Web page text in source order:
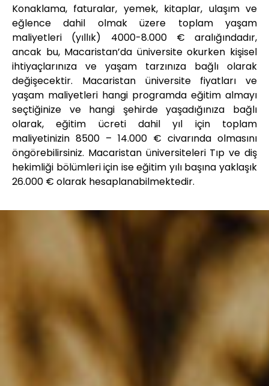
Konaklama, faturalar, yemek, kitaplar, ulaşım ve
eğlence dahil olmak üzere toplam yaşam
maliyetleri (yıllık) 4000-8.000 € aralığındadır,
ancak bu, Macaristan’da üniversite okurken kişisel
ihtiyaçlarınıza ve yaşam tarzınıza bağlı olarak
değişecektir. Macaristan üniversite fiyatları ve
yaşam maliyetleri hangi programda eğitim almayı
seçtiğinize ve hangi şehirde yaşadığınıza bağlı
olarak, eğitim ücreti dahil yıl için toplam
maliyetinizin 8500 – 14.000 € civarında olmasını
öngörebilirsiniz. Macaristan üniversiteleri Tıp ve diş
hekimliği bölümleri için ise eğitim yılı başına yaklaşık
26.000 € olarak hesaplanabilmektedir.